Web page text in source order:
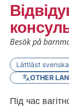
Besök på
Lättläst svenska
OTHER
Під час